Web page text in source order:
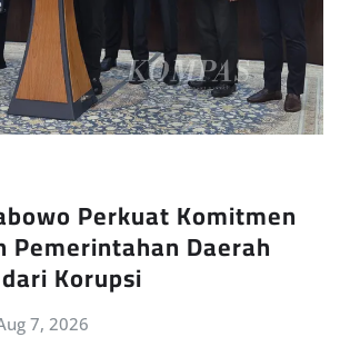
Perkuat Komitmen
Pemerintahan Daerah
Korupsi
7, 2026